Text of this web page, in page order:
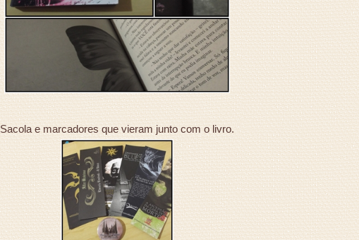
Sacola e marcadores que vieram junto com o livro.